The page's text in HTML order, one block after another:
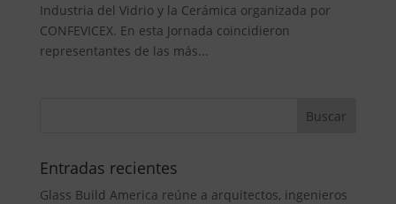
Industria del Vidrio y la Cerámica organizada por
CONFEVICEX. En esta Jornada coincidieron
representantes de las más...
Entradas recientes
Glass Build America reúne a arquitectos, ingenieros